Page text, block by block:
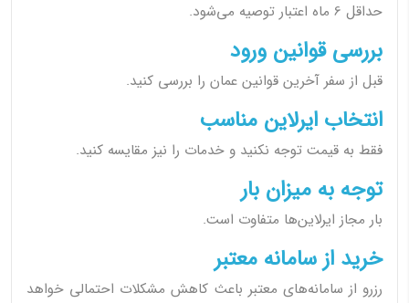
حداقل 6 ماه اعتبار توصیه می‌شود.
بررسی قوانین ورود
قبل از سفر آخرین قوانین عمان را بررسی کنید.
انتخاب ایرلاین مناسب
فقط به قیمت توجه نکنید و خدمات را نیز مقایسه کنید.
توجه به میزان بار
بار مجاز ایرلاین‌ها متفاوت است.
خرید از سامانه معتبر
رزرو از سامانه‌های معتبر باعث کاهش مشکلات احتمالی خواهد